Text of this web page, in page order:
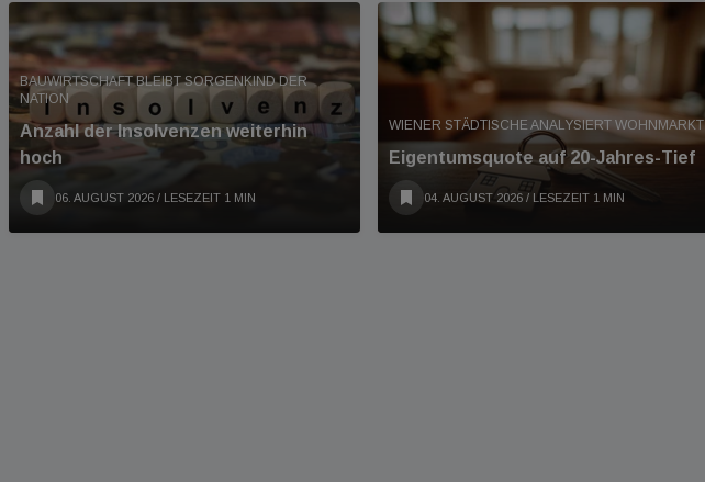
BAUWIRTSCHAFT BLEIBT SORGENKIND DER
NATION
Anzahl der Insolvenzen weiterhin
hoch
06. AUGUST 2026 / LESEZEIT 1 MIN
WIENER STÄDTISCHE ANALYSIERT WOHNMARKT
Eigentumsquote auf 20-Jahres-Tief
04. AUGUST 2026 / LESEZEIT 1 MIN